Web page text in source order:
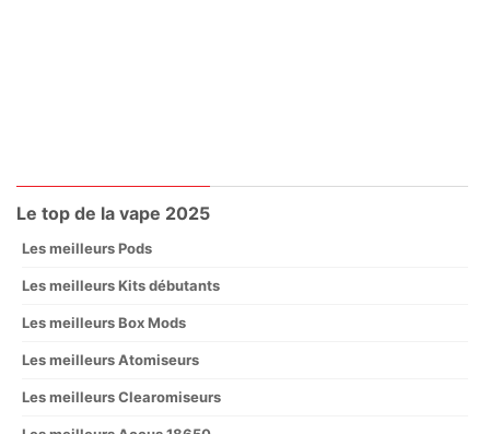
Le top de la vape 2025
Les meilleurs Pods
Les meilleurs Kits débutants
Les meilleurs Box Mods
Les meilleurs Atomiseurs
Les meilleurs Clearomiseurs